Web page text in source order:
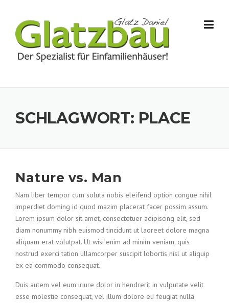
SCHLAGWORT: PLACE
Nature vs. Man
Nam liber tempor cum soluta nobis eleifend option congue nihil
imperdiet doming id quod mazim placerat facer possim assum.
Lorem ipsum dolor sit amet, consectetuer adipiscing elit, sed
diam nonummy nibh euismod tincidunt ut laoreet dolore magna
aliquam erat volutpat. Ut wisi enim ad minim veniam, quis
nostrud exerci tation ullamcorper suscipit lobortis nisl ut aliquip
ex ea commodo consequat.
Duis autem vel eum iriure dolor in hendrerit in vulputate velit
esse molestie consequat, vel illum dolore eu feugiat nulla